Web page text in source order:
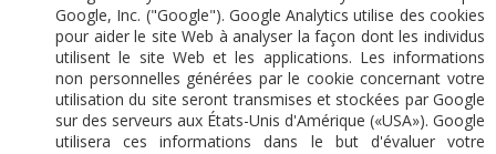
Google, Inc. ("Google"). Google Analytics utilise des cookies
pour aider le site Web à analyser la façon dont les individus
utilisent le site Web et les applications. Les informations
non personnelles générées par le cookie concernant votre
utilisation du site seront transmises et stockées par Google
sur des serveurs aux États-Unis d'Amérique («USA»). Google
utilisera ces informations dans le but d'évaluer votre